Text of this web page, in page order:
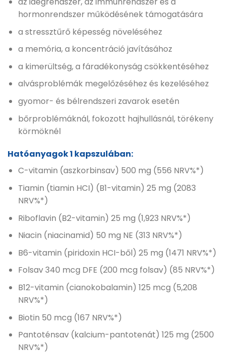
hormonrendszer működésének támogatására
a stressztűrő képesség növeléséhez
a memória, a koncentráció javításához
a kimerültség, a fáradékonyság csökkentéséhez
alvásproblémák megelőzéséhez és kezeléséhez
gyomor- és bélrendszeri zavarok esetén
bőrproblémáknál, fokozott hajhullásnál, törékeny
körmöknél
Hatóanyagok 1 kapszulában:
C-vitamin (aszkorbinsav) 500 mg (556 NRV%*)
Tiamin (tiamin HCI) (B1-vitamin) 25 mg (2083
NRV%*)
Riboflavin (B2-vitamin) 25 mg (1,923 NRV%*)
Niacin (niacinamid) 50 mg NE (313 NRV%*)
B6-vitamin (piridoxin HCI-ből) 25 mg (1471 NRV%*)
Folsav 340 mcg DFE (200 mcg folsav) (85 NRV%*)
B12-vitamin (cianokobalamin) 125 mcg (5,208
NRV%*)
Biotin 50 mcg (167 NRV%*)
Pantoténsav (kalcium-pantotenát) 125 mg (2500
NRV%*)